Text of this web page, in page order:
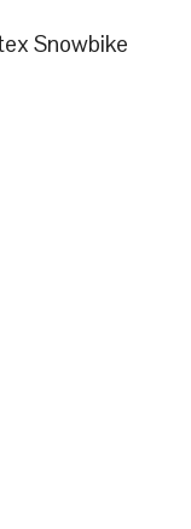
Snowbike